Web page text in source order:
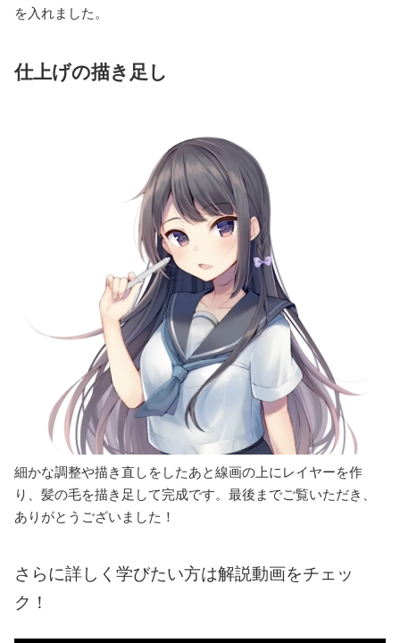
を入れました。
仕上げの描き足し
細かな調整や描き直しをしたあと線画の上にレイヤーを作
り、髪の毛を描き足して完成です。最後までご覧いただき、
ありがとうございました！
さらに詳しく学びたい方は解説動画をチェッ
ク！